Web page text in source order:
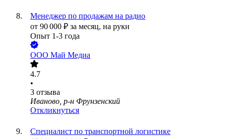
Менеджер по продажам на радио
от 90 000 ₽ за месяц, на руки
Опыт 1-3 года
ООО Май Медиа
4.7
•
3 отзыва
Иваново, р-н Фрунзенский
Откликнуться
Специалист по транспортной логистике